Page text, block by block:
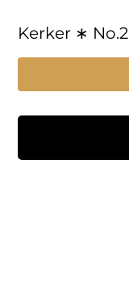
Kerker ∗ No.2